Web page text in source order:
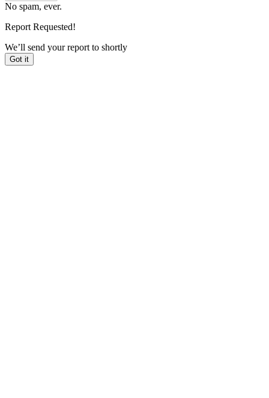
No spam, ever.
Report Requested!
We’ll send your report to shortly
Got it